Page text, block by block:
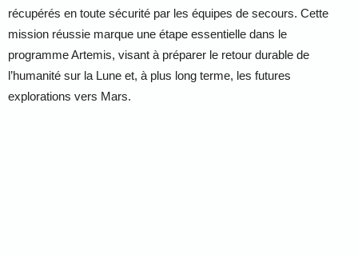
récupérés en toute sécurité par les équipes de secours. Cette
mission réussie marque une étape essentielle dans le
programme Artemis, visant à préparer le retour durable de
l’humanité sur la Lune et, à plus long terme, les futures
explorations vers Mars.